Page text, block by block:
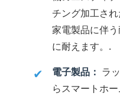
チング加工され
家電製品に伴
に耐えます。.
✔ 電子製品： ラ
らスマートホ